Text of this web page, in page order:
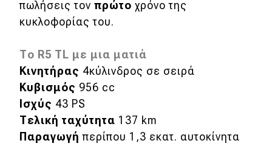
πωλήσεις τον πρώτο χρόνο της
κυκλοφορίας του.
Το R5 TL με μια ματιά
Κινητήρας 4κύλινδρος σε σειρά
Κυβισμός 956 cc
Ισχύς 43 PS
Τελική ταχύτητα 137 km
Παραγωγή περίπου 1,3 εκατ. αυτοκίνητα